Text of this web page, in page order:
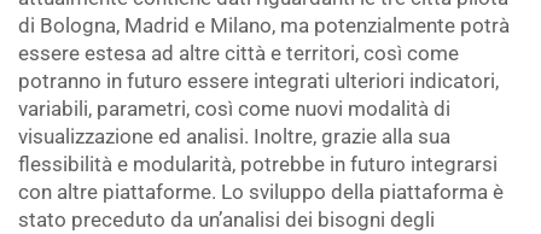
di Bologna, Madrid e Milano, ma potenzialmente potrà
essere estesa ad altre città e territori, così come
potranno in futuro essere integrati ulteriori indicatori,
variabili, parametri, così come nuovi modalità di
visualizzazione ed analisi. Inoltre, grazie alla sua
flessibilità e modularità, potrebbe in futuro integrarsi
con altre piattaforme. Lo sviluppo della piattaforma è
stato preceduto da un’analisi dei bisogni degli